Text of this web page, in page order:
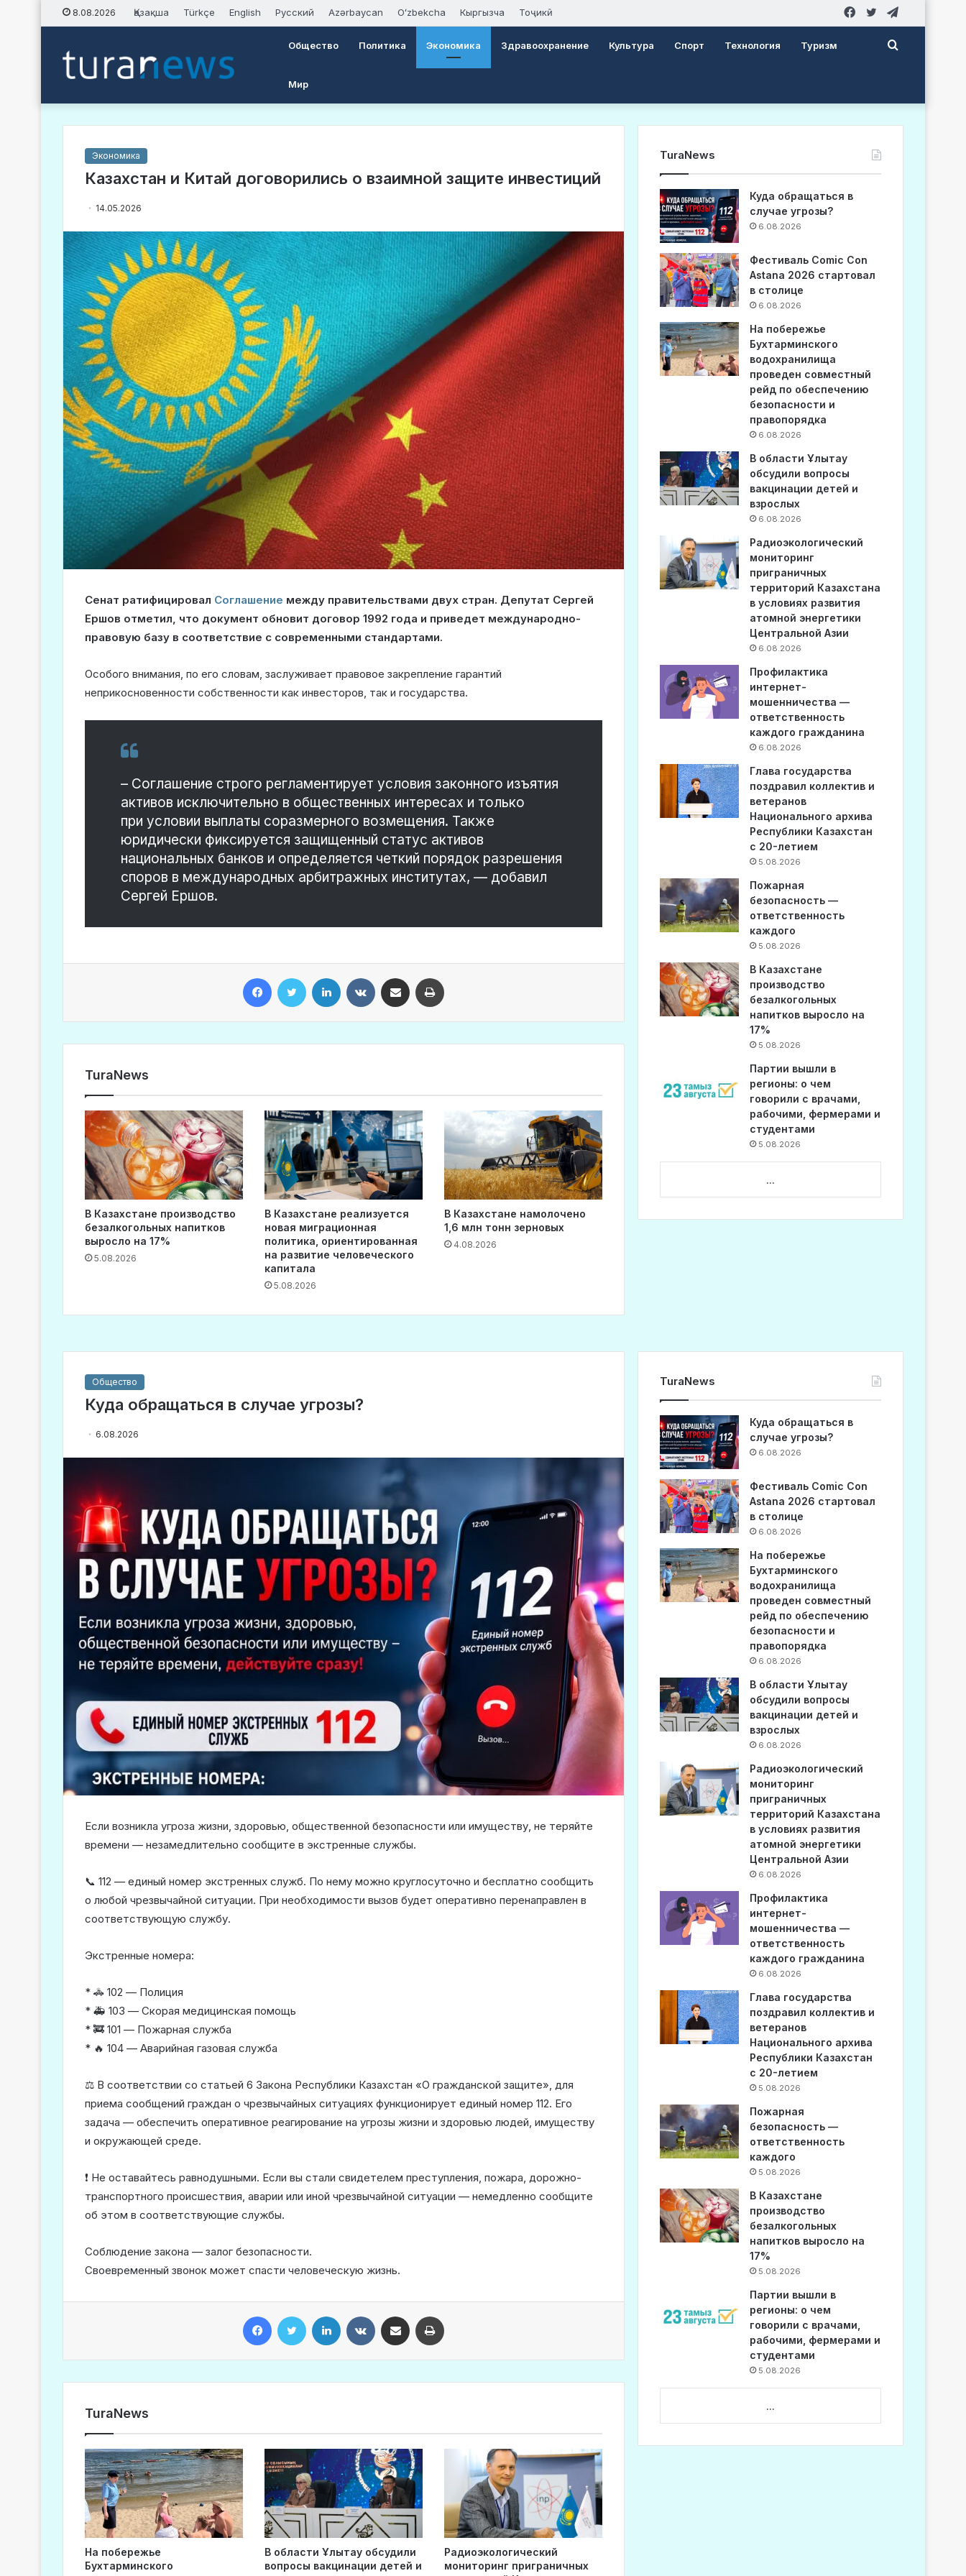
8.08.2026 Қазақша Türkçe English Русский Azərbaycan Oʻzbekcha Кыргызча Тоҷикӣ Twitter
Facebook
Общество Политика Экономика Здравоохранение Культура Спорт Технология Туризм
Мир
Search
Экономика
Казахстан и Китай договорились о взаимной защите инвестиций
14.05.2026
Сенат ратифицировал Соглашение между правительствами двух стран. Депутат Сергей
Ершов отметил, что документ обновит договор 1992 года и приведет международно-
правовую базу в соответствие с современными стандартами.
Особого внимания, по его словам, заслуживает правовое закрепление гарантий
неприкосновенности собственности как инвесторов, так и государства.
– Соглашение строго регламентирует условия законного изъятия
активов исключительно в общественных интересах и только
при условии выплаты соразмерного возмещения. Также
юридически фиксируется защищенный статус активов
национальных банков и определяется четкий порядок разрешения
споров в международных арбитражных институтах, — добавил
Сергей Ершов.
TuraNews
В Казахстане производство
безалкогольных напитков
выросло на 17%
5.08.2026
В Казахстане реализуется
новая миграционная
политика, ориентированная
на развитие человеческого
капитала
5.08.2026
В Казахстане намолочено
1,6 млн тонн зерновых
4.08.2026
TuraNews
Куда обращаться в
случае угрозы?
6.08.2026
Фестиваль Comic Con
Astana 2026 стартовал
в столице
6.08.2026
На побережье
Бухтарминского
водохранилища
проведен совместный
рейд по обеспечению
безопасности и
правопорядка
6.08.2026
В области Ұлытау
обсудили вопросы
вакцинации детей и
взрослых
6.08.2026
Радиоэкологический
мониторинг
приграничных
территорий Казахстана
в условиях развития
атомной энергетики
Центральной Азии
6.08.2026
Профилактика
интернет-
мошенничества —
ответственность
каждого гражданина
6.08.2026
Глава государства
поздравил коллектив и
ветеранов
Национального архива
Республики Казахстан
с 20-летием
5.08.2026
Пожарная
безопасность —
ответственность
каждого
5.08.2026
В Казахстане
производство
безалкогольных
напитков выросло на
17%
5.08.2026
Партии вышли в
регионы: о чем
говорили с врачами,
рабочими, фермерами и
студентами
5.08.2026
...